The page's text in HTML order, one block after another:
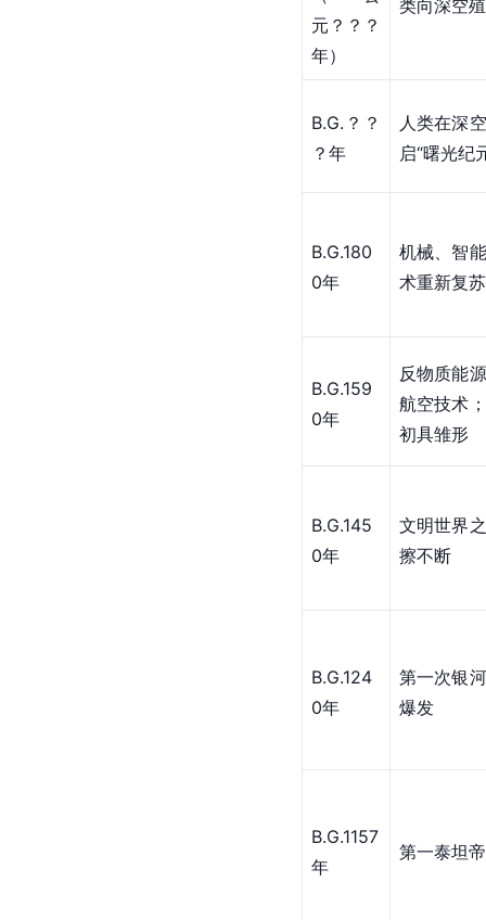
元？？？
年）
类向深空
B.G.？？
？年
人类在深
启“曙光纪
B.G.180
0年
机械、智
术重新复苏
B.G.159
0年
反物质能
航空技术
初具雏形
B.G.145
0年
文明世界
擦不断
B.G.124
0年
第一次银
爆发
B.G.1157
年
第一泰坦